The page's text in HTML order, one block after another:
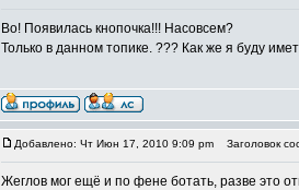
Во! Появилась кнопочка!!! Насовсем?
Только в данном топике. ??? Как же я буду
Добавлено: Чт Июн 17, 2010 9:09 pm Заголовок
Жеглов мог ещё и по фене ботать, разве это